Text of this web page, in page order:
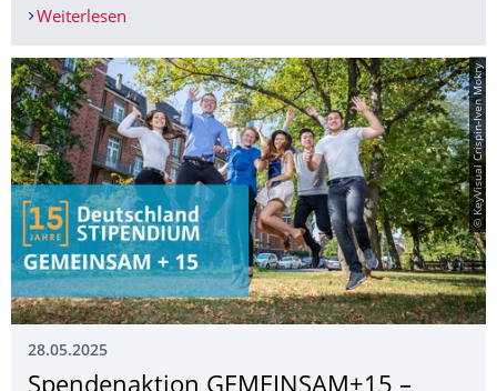
Weiterlesen
© KeyVisual Crispin-Iven Mokry
28.05.2025